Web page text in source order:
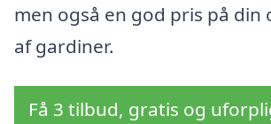
men også en god pris på
af gardiner.
Få 3 tilbud, gratis og